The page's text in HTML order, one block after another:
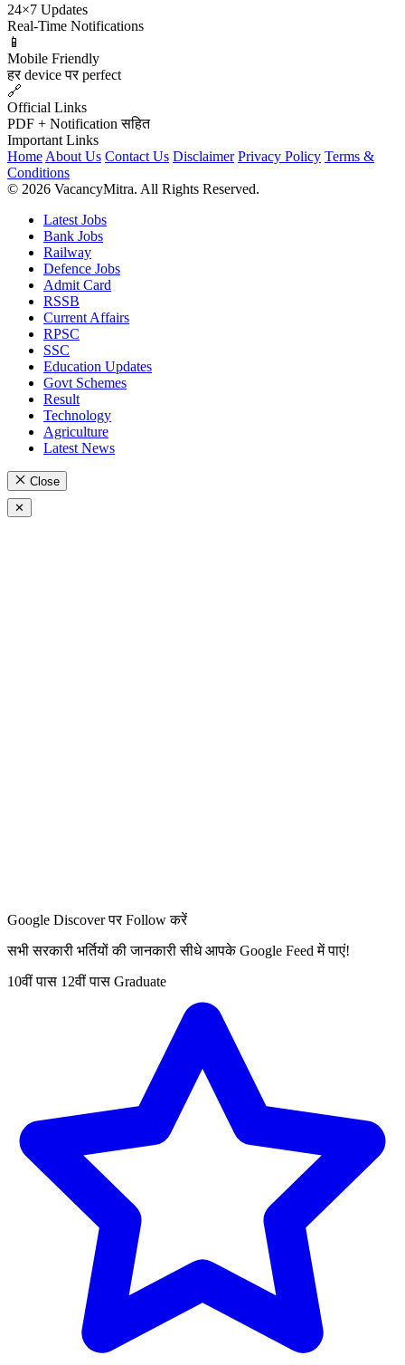
24×7 Updates
Real-Time Notifications
📱
Mobile Friendly
हर device पर perfect
🔗
Official Links
PDF + Notification सहित
Important Links
Home About Us Contact Us Disclaimer Privacy Policy Terms &
Conditions
© 2026 VacancyMitra. All Rights Reserved.
Latest Jobs
Bank Jobs
Railway
Defence Jobs
Admit Card
RSSB
Current Affairs
RPSC
SSC
Education Updates
Govt Schemes
Result
Technology
Agriculture
Latest News
Close
✕
Google Discover पर Follow करें
सभी सरकारी भर्तियों की जानकारी सीधे आपके Google Feed में पाएं!
10वीं पास 12वीं पास Graduate